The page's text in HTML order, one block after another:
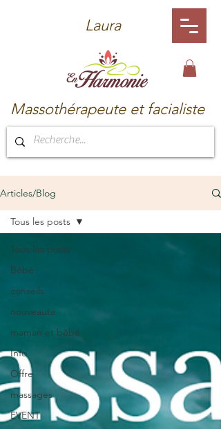
Laura
Massothérapeute et facialiste
Articles/Blog
Tous les posts
Bébé
conseils
nouveauté
maman et bébé
Info
Offre
massages
EVENT
Tous les posts